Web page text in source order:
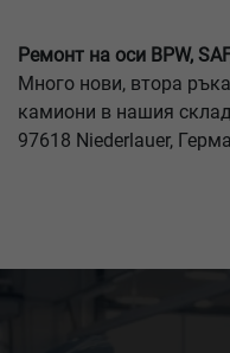
Ремонт на оси BPW,
Много нови, втора
камиони в нашия
97618 Niederlauer,